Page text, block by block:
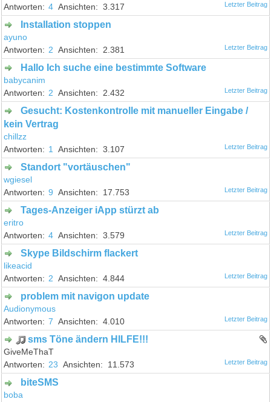
4
3.317
Installation stoppen
ayuno
2
2.381
Hallo Ich suche eine bestimmte Software
babycanim
2
2.432
Gesucht: Kostenkontrolle mit manueller Eingabe /
kein Vertrag
chillzz
1
3.107
Standort "vortäuschen"
wgiesel
9
17.753
Tages-Anzeiger iApp stürzt ab
eritro
4
3.579
Skype Bildschirm flackert
likeacid
2
4.844
problem mit navigon update
Audionymous
7
4.010
sms Töne ändern HILFE!!!
GiveMeThaT
23
11.573
biteSMS
boba